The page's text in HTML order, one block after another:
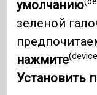
умолчанию
зеленой
нажмите
Установить